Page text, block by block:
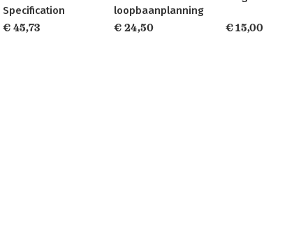
Specification
€ 45,73
loopbaanplanning
€ 24,50
€ 15,00